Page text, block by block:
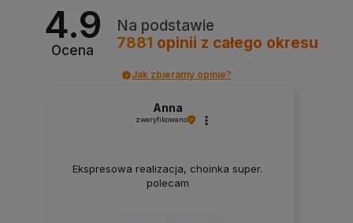
4.9
Ocena
Na podstawie
7881 opinii z całego okresu
Jak zbieramy opinie?
Anna
zweryfikowano
Ekspresowa realizacja, choinka super.
polecam